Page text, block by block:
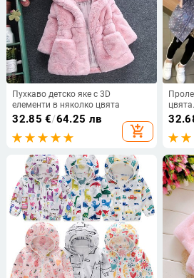
Пухкаво детско яке с 3D
елементи в няколко цвята
32.85 €/64.25 лв
add_shopping_cart
цвята.